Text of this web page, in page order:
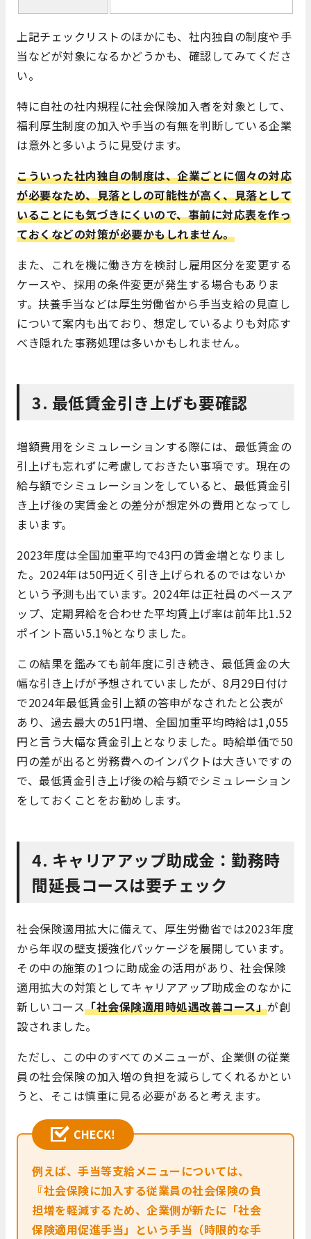
上記チェックリストのほかにも、社内独自の制度や手
当などが対象になるかどうかも、確認してみてくださ
い。
特に自社の社内規程に社会保険加入者を対象として、
福利厚生制度の加入や手当の有無を判断している企業
は意外と多いように見受けます。
こういった社内独自の制度は、企業ごとに個々の対応
が必要なため、見落としの可能性が高く、見落として
いることにも気づきにくいので、事前に対応表を作っ
ておくなどの対策が必要かもしれません。
また、これを機に働き方を検討し雇用区分を変更する
ケースや、採用の条件変更が発生する場合もありま
す。扶養手当などは厚生労働省から手当支給の見直し
について案内も出ており、想定しているよりも対応す
べき隠れた事務処理は多いかもしれません。
3. 最低賃金引き上げも要確認
増額費用をシミュレーションする際には、最低賃金の
引上げも忘れずに考慮しておきたい事項です。現在の
給与額でシミュレーションをしていると、最低賃金引
き上げ後の実賃金との差分が想定外の費用となってし
まいます。
2023年度は全国加重平均で43円の賃金増となりまし
た。2024年は50円近く引き上げられるのではないか
という予測も出ています。2024年は正社員のベースア
ップ、定期昇給を合わせた平均賃上げ率は前年比1.52
ポイント高い5.1%となりました。
この結果を鑑みても前年度に引き続き、最低賃金の大
幅な引き上げが予想されていましたが、8月29日付け
で2024年最低賃金引上額の答申がなされたと公表が
あり、過去最大の51円増、全国加重平均時給は1,055
円と言う大幅な賃金引上となりました。時給単価で50
円の差が出ると労務費へのインパクトは大きいですの
で、最低賃金引き上げ後の給与額でシミュレーション
をしておくことをお勧めします。
4. キャリアアップ助成金：勤務時
間延長コースは要チェック
社会保険適用拡大に備えて、厚生労働省では2023年度
から年収の壁支援強化パッケージを展開しています。
その中の施策の1つに助成金の活用があり、社会保険
適用拡大の対策としてキャリアアップ助成金のなかに
新しいコース「社会保険適用時処遇改善コース」が創
設されました。
ただし、この中のすべてのメニューが、企業側の従業
員の社会保険の加入増の負担を減らしてくれるかとい
うと、そこは慎重に見る必要があると考えます。
例えば、手当等支給メニューについては、
『社会保険に加入する従業員の社会保険の負
担増を軽減するため、企業側が新たに「社会
保険適用促進手当」という手当（時限的な手